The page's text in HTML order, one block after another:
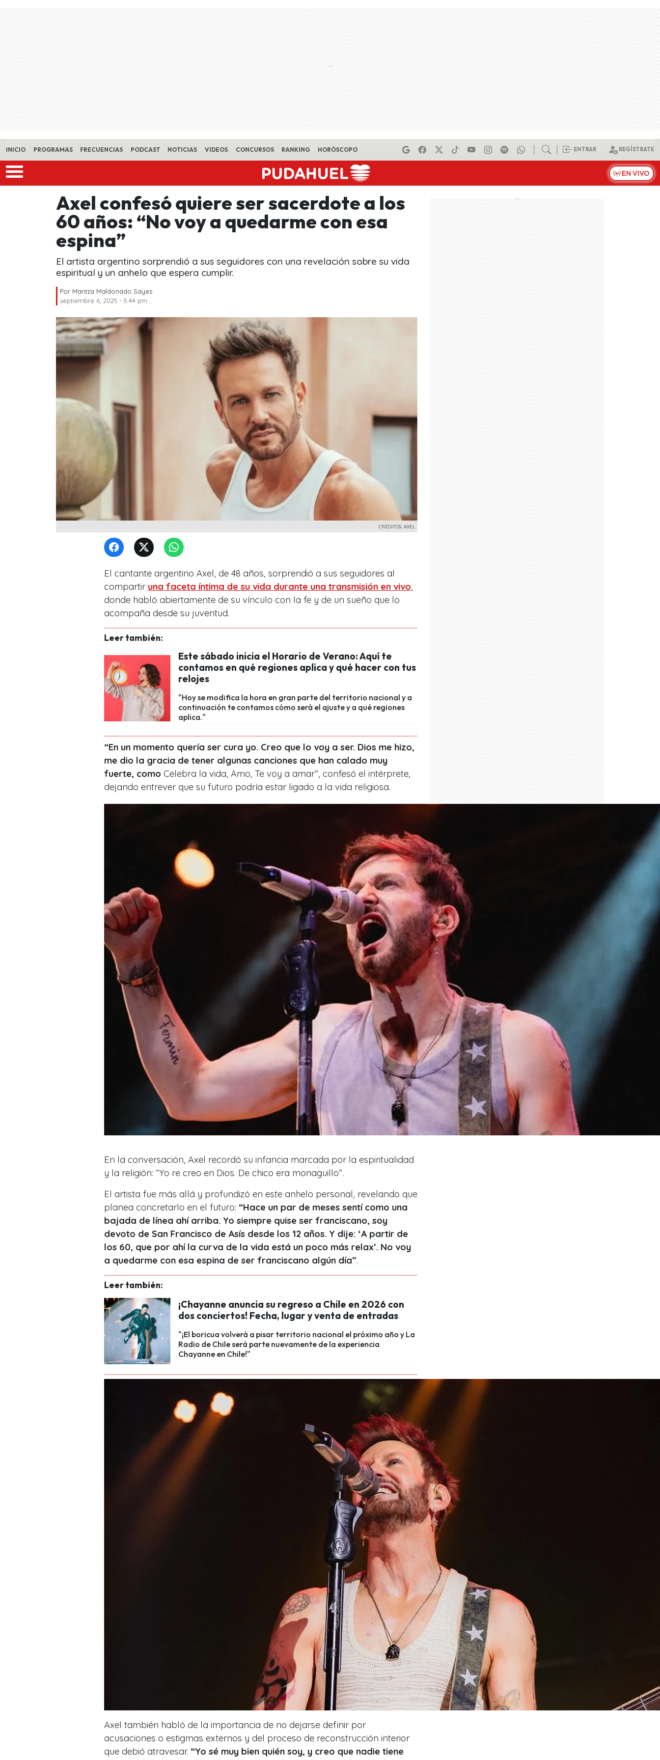
Skip to main content
INICIO PROGRAMAS FRECUENCIAS PODCAST NOTICIAS VIDEOS CONCURSOS RANKING HORÓSCOPO ENTRAR REGÍSTRATE
EN VIVO
Axel confesó quiere ser sacerdote a los
60 años: “No voy a quedarme con esa
espina”
El artista argentino sorprendió a sus seguidores con una revelación sobre su vida
espiritual y un anhelo que espera cumplir.
Por Maritza Maldonado Sayes
septiembre 6, 2025 - 5:44 pm
CRÉDITOS: AXEL
El cantante argentino Axel, de 48 años, sorprendió a sus seguidores al
compartir una faceta íntima de su vida durante una transmisión en vivo
donde habló abiertamente de su vínculo con la fe y de un sueño que lo
acompaña desde su juventud.
Leer también:
Este sábado inicia el Horario de Verano: Aquí te
contamos en qué regiones aplica y qué hacer con tus
relojes
"Hoy se modifica la hora en gran parte del territorio nacional y a
continuación te contamos cómo será el ajuste y a qué regiones
aplica."
“En un momento quería ser cura yo. Creo que lo voy a ser. Dios me hizo,
me dio la gracia de tener algunas canciones que han calado muy
fuerte, como Celebra la vida, Amo, Te voy a amar” , confesó el intérprete,
dejando entrever que su futuro podría estar ligado a la vida religiosa.
En la conversación, Axel recordó su infancia marcada por la espiritualidad
y la religión: “Yo re creo en Dios. De chico era monaguillo”.
El artista fue más allá y profundizó en este anhelo personal, revelando que
planea concretarlo en el futuro: “Hace un par de meses sentí como una
bajada de línea ahí arriba. Yo siempre quise ser franciscano, soy
devoto de San Francisco de Asís desde los 12 años. Y dije: ‘A partir de
los 60, que por ahí la curva de la vida está un poco más relax’. No voy
a quedarme con esa espina de ser franciscano algún día”.
Leer también:
¡Chayanne anuncia su regreso a Chile en 2026 con
dos conciertos! Fecha, lugar y venta de entradas
"¡El boricua volverá a pisar territorio nacional el próximo año y La
Radio de Chile será parte nuevamente de la experiencia
Chayanne en Chile!"
Axel también habló de la importancia de no dejarse definir por
acusaciones o estigmas externos y del proceso de reconstrucción interior
que debió atravesar. “Yo sé muy bien quién soy, y creo que nadie tiene